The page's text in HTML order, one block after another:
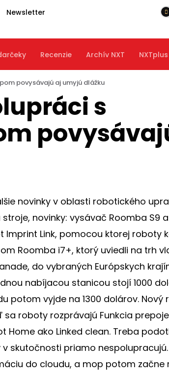
Newsletter
Recenzie Archív NXT NXTplus
povysávajú aj umyjú dlážku
s
novinky v oblasti robotického
novinky: vysávač Roomba S9
Link, pomocou ktorej roboty
Roomba i7+, ktorý uviedli na trh
do vybraných Európskych
nabíjacou stanicou stojí 1000
potom vyjde na 1300 dolárov. Nový
roboty rozprávajú Funkcia
Home ako Linked clean. Treba
skutočnosti priamo
do cloudu, a mop potom začne